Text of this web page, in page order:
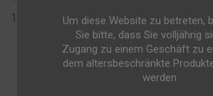
Um diese Website zu betreten,
Sie bitte, dass Sie volljährig
Zugang zu einem Geschäft zu
dem altersbeschränkte
werden
1 - 1 von 1 Artikel(n)